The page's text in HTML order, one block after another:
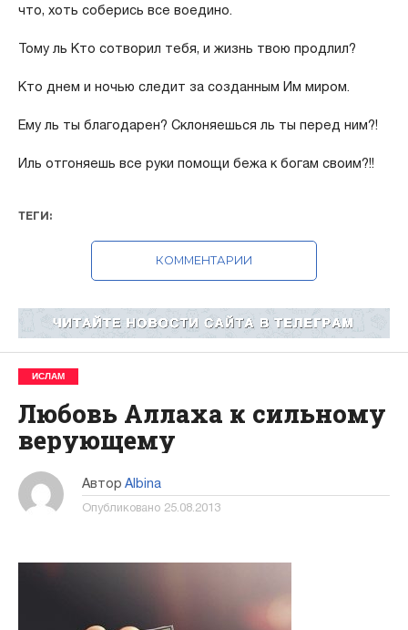
что, хоть соберись все воедино.
Тому ль Кто сотворил тебя, и жизнь твою продлил?
Кто днем и ночью следит за созданным Им миром.
Ему ль ты благодарен? Склоняешься ль ты перед ним?!
Иль отгоняешь все руки помощи бежа к богам своим?!!
ТЕГИ:
КОММЕНТАРИИ
ИСЛАМ
Любовь Аллаха к сильному
верующему
Автор Albina
Опубликовано 25.08.2013